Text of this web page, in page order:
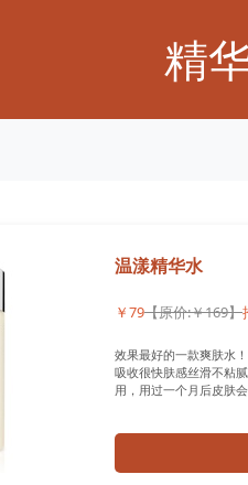
精
温漾精华水
￥79【原价:￥169】
效果最好的一款爽肤水
吸收很快肤感丝滑不粘
用，用过一个月后皮肤会